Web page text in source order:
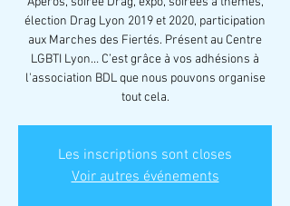
élection Drag Lyon 2019 et 2020, participation
aux Marches des Fiertés. Présent au Centre
LGBTI Lyon… C’est grâce à vos adhésions à
l'association BDL que nous pouvons organise
tout cela.
Les inscriptions sont closes
Voir autres événements